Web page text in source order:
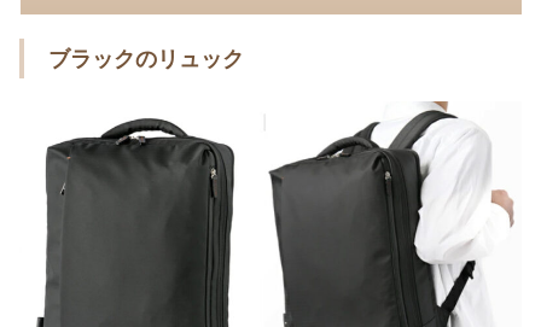
ブラックのリュック